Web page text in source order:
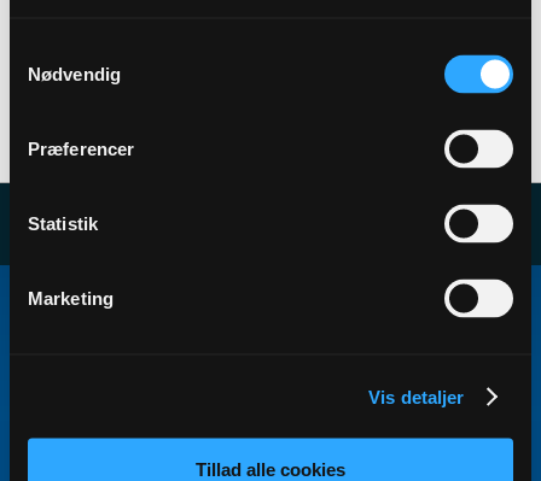
Nødvendig
Præferencer
Statistik
Marketing
Vis detaljer
Tillad alle cookies
Copyright ©2000 - 2026, Jelsoft Enterprises Ltd.
All times are GMT+1. This page was generated at 17:36.